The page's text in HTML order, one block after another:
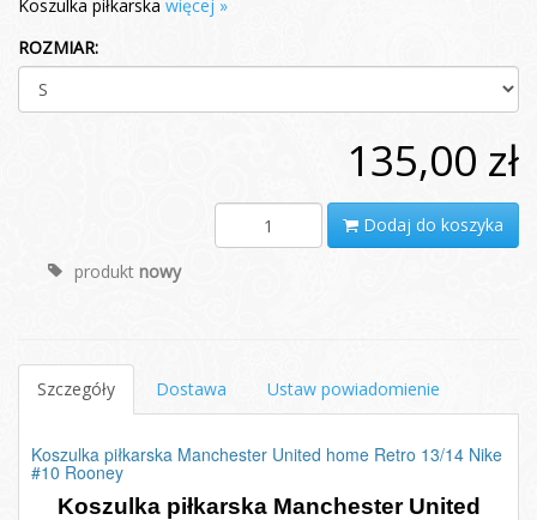
Koszulka piłkarska więcej »
ROZMIAR:
135,00 zł
Dodaj do koszyka
produkt nowy
Szczegóły Dostawa Ustaw powiadomienie
Koszulka piłkarska Manchester United home Retro 13/14 Nike
#10 Rooney
Koszulka piłkarska Manchester United